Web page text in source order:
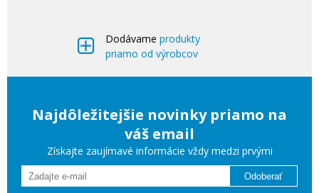
Dodávame produkty
priamo od výrobcov
Najdôležitejšie novinky priamo na
váš email
Získajte zaujímavé informácie vždy medzi prvými
Odoberať